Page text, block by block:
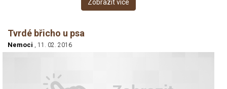
Zobrazit více
Tvrdé břicho u psa
Nemoci , 11. 02. 2016